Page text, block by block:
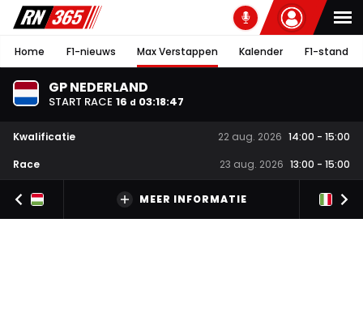
Home F1-nieuws Max Verstappen Kalender F1-stand
GP NEDERLAND
START RACE 16 d 03:18:46
Kwalificatie 22 aug. 2026 14:00 - 15:00
Race
23 aug. 2026 13:00 - 15:00
MEER INFORMATIE